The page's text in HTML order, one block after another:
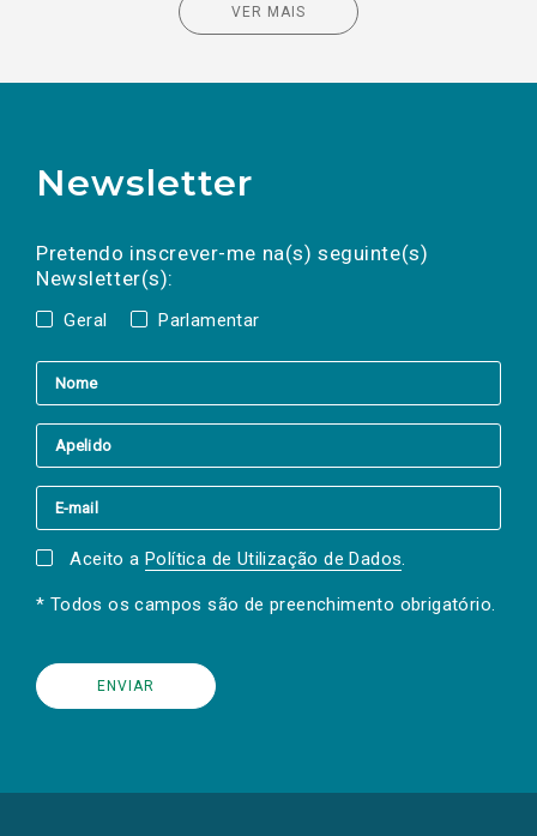
VER MAIS
Newsletter
Pretendo inscrever-me na(s) seguinte(s)
Newsletter(s):
Geral Parlamentar
a(s) newsletter(s).
mail
Aceito a Política de Utilização de Dados.
* Todos os campos são de preenchimento obrigatório.